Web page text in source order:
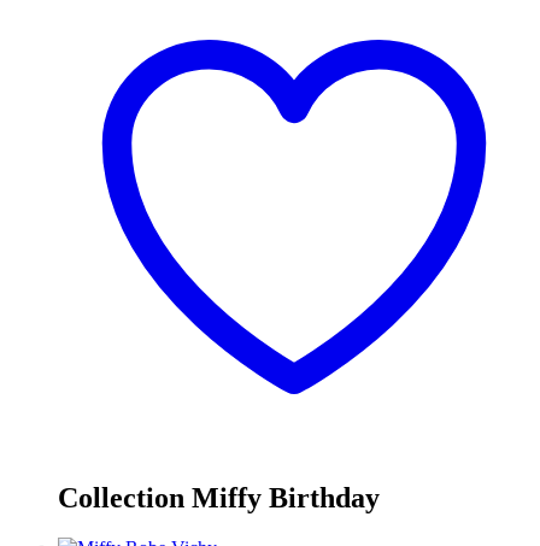
Collection Miffy Birthday